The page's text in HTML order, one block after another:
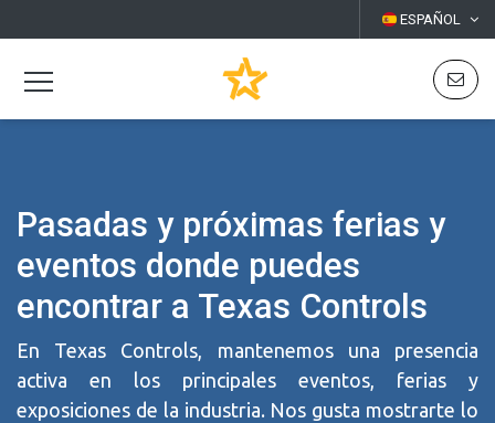
ESPAÑOL
Pasadas y próximas ferias y
eventos donde puedes
encontrar a Texas Controls
En Texas Controls, mantenemos una presencia
activa en los principales eventos, ferias y
exposiciones de la industria. Nos gusta mostrarte lo